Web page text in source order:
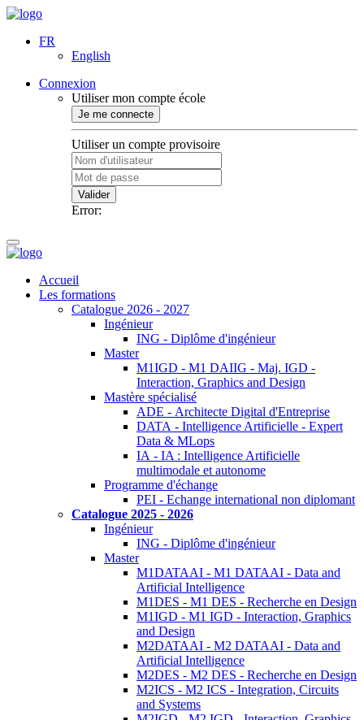
FR
English
Connexion
Utiliser mon compte école
Je me connecte
Utiliser un compte provisoire
Valider
Error:
Accueil
Les formations
Catalogue 2026 - 2027
Ingénieur
ING - Diplôme d'ingénieur
Master
M1IGD - M1 DAIIG - Maj. IGD -
Interaction, Graphics and Design
Mastère spécialisé
ADE - Architecte Digital d'Entreprise
DATA - Intelligence Artificielle - Expert
Data & MLops
IA - IA : Intelligence Artificielle
multimodale et autonome
Programme d'échange
PEI - Echange international non diplomant
Catalogue 2025 - 2026
Ingénieur
ING - Diplôme d'ingénieur
Master
M1DATAAI - M1 DATAAI - Data and
Artificial Intelligence
M1DES - M1 DES - Recherche en Design
M1IGD - M1 IGD - Interaction, Graphics
and Design
M2DATAAI - M2 DATAAI - Data and
Artificial Intelligence
M2DES - M2 DES - Recherche en Design
M2ICS - M2 ICS - Integration, Circuits
and Systems